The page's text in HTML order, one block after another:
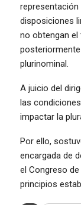
representación
disposiciones
no obtengan
plurinominal.
A juicio del
las
impactar la
Por ello,
encargada de
el Congreso
principios